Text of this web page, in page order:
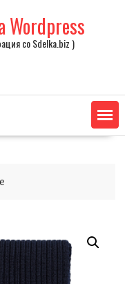
Wordpress
со Sdelka.biz )